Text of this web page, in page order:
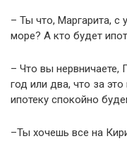
– Ты что, Маргарита, с
море? А кто будет
– Что вы нервничаете,
год или два, что за
ипотеку спокойно
–Ты хочешь все на